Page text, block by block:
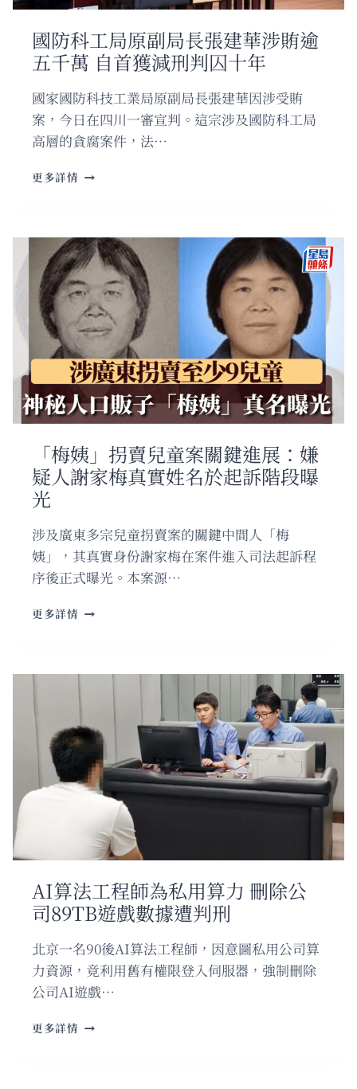
長
遊
客
合
力
攔
截
國防科工局原副局長張建華涉賄逾
五千萬 自首獲減刑判囚十年
國家國防科技工業局原副局長張建華因涉受賄
案，今日在四川一審宣判。這宗涉及國防科工局
高層的貪腐案件，法…
更多詳情
局
原
副
局
長
張
建
華
涉
賄
逾
五
萬
自
首
刑
判
囚
「梅姨」拐賣兒童案關鍵進展：嫌
疑人謝家梅真實姓名於起訴階段曝
光
涉及廣東多宗兒童拐賣案的關鍵中間人「梅
姨」，其真實身份謝家梅在案件進入司法起訴程
序後正式曝光。本案源…
更多詳情 「梅
兒
關
鍵
展：
嫌
家
真
實
名
於
起
訴
段
AI算法工程師為私用算力 刪除公
司89TB遊戲數據遭判刑
北京一名90後AI算法工程師，因意圖私用公司算
力資源，竟利用舊有權限登入伺服器，強制刪除
公司AI遊戲…
更多詳情 AI